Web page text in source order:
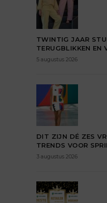
TWINTIG JAAR
TERUGBLIKKEN EN
5 augustus 2026
DIT ZIJN DÉ ZES
TRENDS VOOR
3 augustus 2026